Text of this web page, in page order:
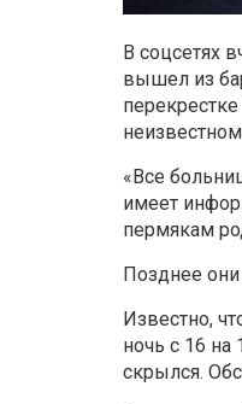
В соцсетях
вышел из
«Все
имеет
пермякам
Позднее
Известно,
ночь с 16 на
скрылся.